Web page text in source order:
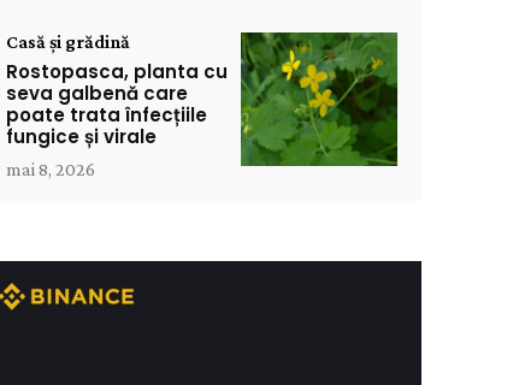
Casă și grădină
Rostopasca, planta cu
seva galbenă care
poate trata înfecțiile
fungice și virale
mai 8, 2026